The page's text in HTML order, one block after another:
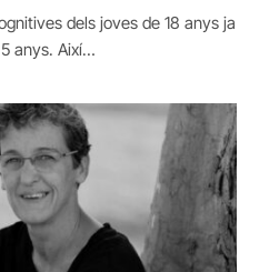
dels joves de 18 anys ja
anys. Així…